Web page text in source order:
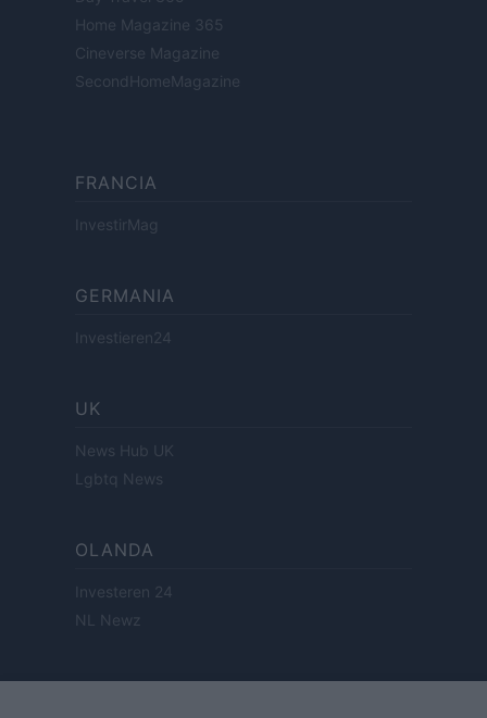
Home Magazine 365
Cineverse Magazine
SecondHomeMagazine
FRANCIA
InvestirMag
GERMANIA
Investieren24
UK
News Hub UK
Lgbtq News
OLANDA
Investeren 24
NL Newz